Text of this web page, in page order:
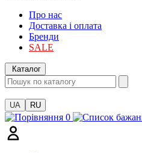
Про нас
Доставка і оплата
Бренди
SALE
Каталог
UA RU
0